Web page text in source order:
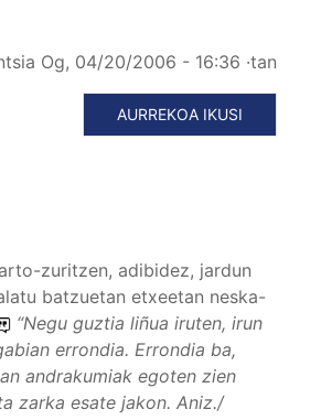
Og, 04/20/2006 - 16:36 ·tan
AURREKOA IKUSI
zuritzen, adibidez, jardun
batzuetan etxeetan neska-
“Negu guztia liñua iruten, irun
errondia. Errondia ba,
andrakumiak egoten zien
zarka esate jakon. Aniz./